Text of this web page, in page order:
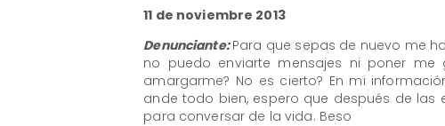
11 de noviembre 2013
Denunciante:Para que sepas de nuevo me
no puedo enviarte mensajes ni poner me
amargarme? No es cierto? En mi
ande todo bien, espero que después de las
para conversar de la vida. Beso